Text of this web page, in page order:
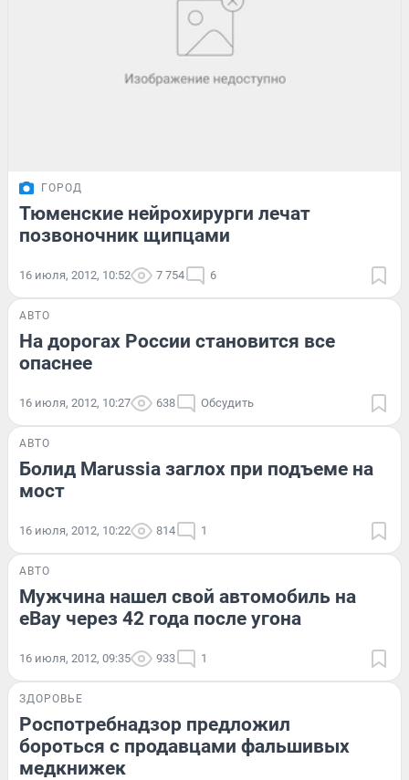
ГОРОД
Тюменские нейрохирурги лечат
позвоночник щипцами
16 июля, 2012, 10:52 7 754 6
АВТО
На дорогах России становится все
опаснее
16 июля, 2012, 10:27 638 Обсудить
АВТО
Болид Marussia заглох при подъеме на
мост
16 июля, 2012, 10:22 814 1
АВТО
Мужчина нашел свой автомобиль на
eBay через 42 года после угона
16 июля, 2012, 09:35 933 1
ЗДОРОВЬЕ
Роспотребнадзор предложил
бороться с продавцами фальшивых
медкнижек